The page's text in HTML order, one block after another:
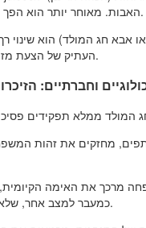
האבות. מאוחר יותר הוא הפך רק לסמל של חגיגה.
אבא חג המולד) הוא שינוי
העתיק של הצעת מזון לרוחות או לאבות.
וחברתיים:
מחזקים את זהות
מרכך את האימה
כמעבר למצב אחר, שלא קוטע את הקשרים.